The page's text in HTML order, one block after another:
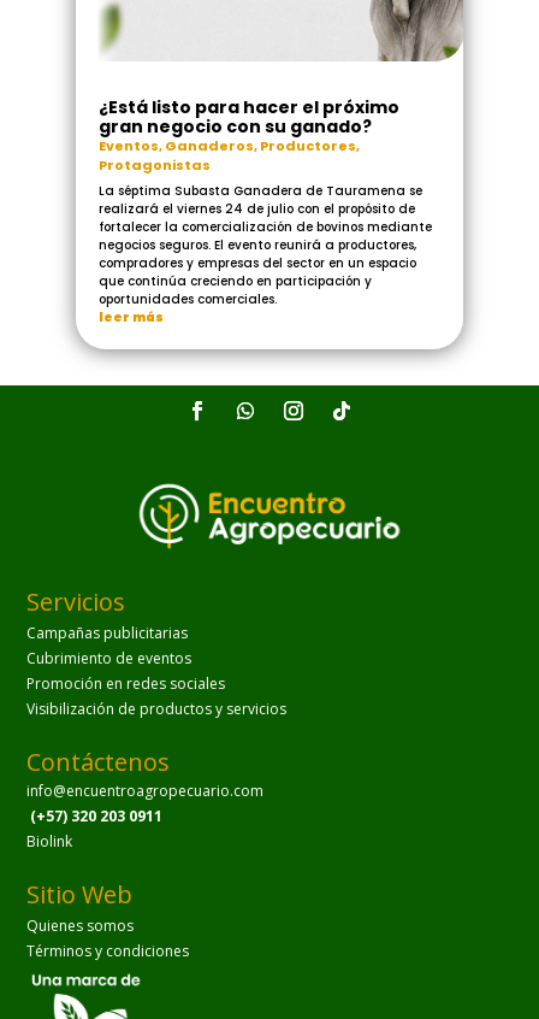
¿Está listo para hacer el próximo
gran negocio con su ganado?
Eventos,Ganaderos,Productores,
Protagonistas
La séptima Subasta Ganadera de Tauramena se
realizará el viernes 24 de julio con el propósito de
fortalecer la comercialización de bovinos mediante
negocios seguros. El evento reunirá a productores,
compradores y empresas del sector en un espacio
que continúa creciendo en participación y
oportunidades comerciales.
leer más
Servicios
Campañas publicitarias
Cubrimiento de eventos
Promoción en redes sociales
Visibilización de productos y servicios
Contáctenos
info@encuentroagropecuario.com
(+57) 320 203 0911
Biolink
Sitio Web
Quienes somos
Términos y condiciones